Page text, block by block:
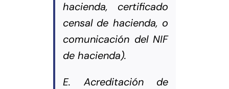
hacienda, certificado
censal de hacienda, o
comunicación del NIF
de hacienda).
E. Acreditación de